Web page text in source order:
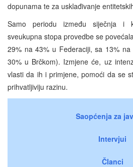
dopunama te za usklađivanje
Samo periodu između siječnja i
sveukupna stopa provedbe se
29% na 43% u Federaciji, sa 13%
30% u Brčkom). Izmjene će, uz
vlasti da ih i primjene, pomoći da se
prihvatljiviju razinu.
Saopćenja za
Intervjui
Članci